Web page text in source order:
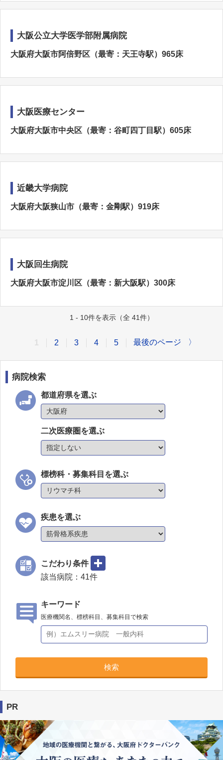
大阪公立大学医学部附属病院
大阪府大阪市阿倍野区（最寄：天王寺駅）965床
大阪医療センター
大阪府大阪市中央区（最寄：谷町四丁目駅）605床
近畿大学病院
大阪府大阪狭山市（最寄：金剛駅）919床
大阪回生病院
大阪府大阪市淀川区（最寄：新大阪駅）300床
1 - 10件を表示（全 41件）
2 3 4 5 最後のページ 〉
病院検索
都道府県を選ぶ
二次医療圏を選ぶ
標榜科・募集科目を選ぶ
疾患を選ぶ
こだわり条件
該当病院： 41件
キーワード
医療機関名、標榜科目、募集科目で検索
検索
PR